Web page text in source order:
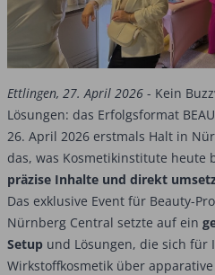
Ettlingen, 27. April 2026 - Kein
Lösungen: das Erfolgsformat
26. April 2026 erstmals Halt in
das, was Kosmetikinstitute heute
präzise Inhalte und direkt
Das exklusive Event für Beauty-
Nürnberg Central setzte auf ein
Setup und Lösungen, die sich für
Wirkstoffkosmetik über